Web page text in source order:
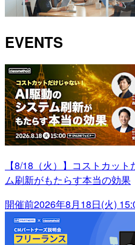
EVENTS
【8/18（火）】コストカッ
ム刷新がもたらす本当の効果
開催前2026年8月18日(火)